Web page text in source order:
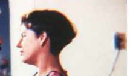
DE INTERNET